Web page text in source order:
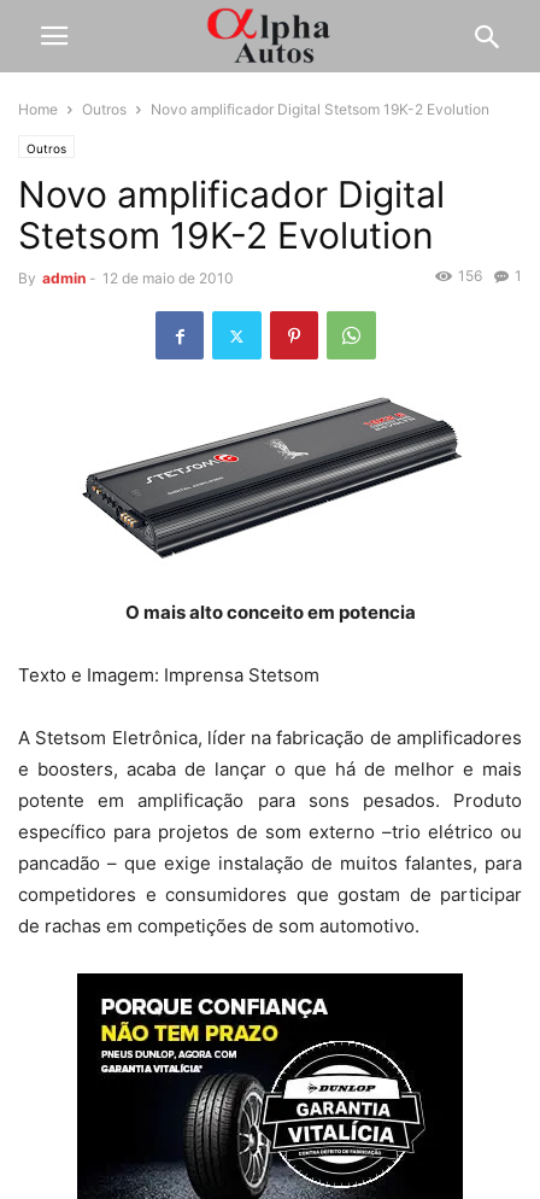
Home Outros Novo amplificador Digital Stetsom 19K-2 Evolution
Outros
Novo amplificador Digital
Stetsom 19K-2 Evolution
By admin - 12 de maio de 2010 1
156
O mais alto conceito em potencia
Texto e Imagem: Imprensa Stetsom
A Stetsom Eletrônica, líder na fabricação de amplificadores
e boosters, acaba de lançar o que há de melhor e mais
potente em amplificação para sons pesados. Produto
específico para projetos de som externo –trio elétrico ou
pancadão – que exige instalação de muitos falantes, para
competidores e consumidores que gostam de participar
de rachas em competições de som automotivo.